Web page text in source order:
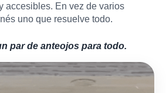
accesibles. En vez de varios
uno que resuelve todo.
par de anteojos para todo.